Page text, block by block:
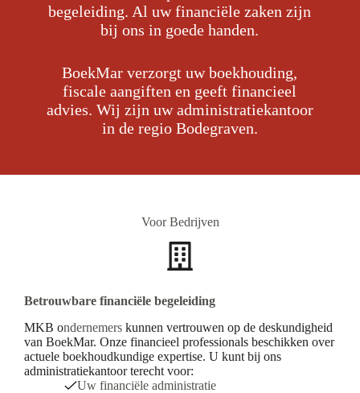
begeleiding. Al uw financiële zaken zijn
bij ons in goede handen.
BoekMar verzorgt uw boekhouding,
fiscale aangiften en geeft financieel
advies. Wij zijn uw administratiekantoor
in de regio Bodegraven.
Voor Bedrijven
Betrouwbare financiële begeleiding
MKB ondernemers kunnen vertrouwen op de deskundigheid
van BoekMar. Onze financieel professionals beschikken over
actuele boekhoudkundige expertise. U kunt bij ons
administratiekantoor terecht voor:
Uw financiële administratie